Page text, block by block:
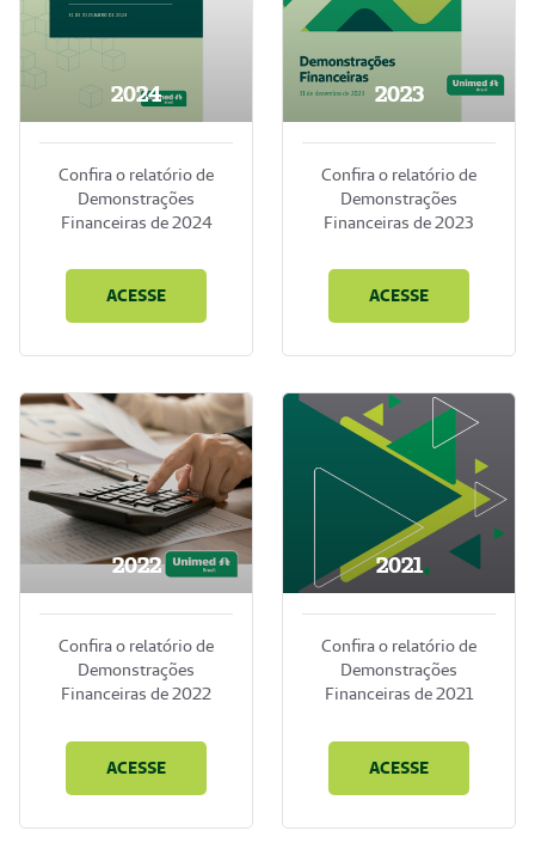
2024
Confira o relatório de
Demonstrações
Financeiras de 2024
ACESSE
2023
Confira o relatório de
Demonstrações
Financeiras de 2023
ACESSE
2022
Confira o relatório de
Demonstrações
Financeiras de 2022
ACESSE
2021
Confira o relatório de
Demonstrações
Financeiras de 2021
ACESSE